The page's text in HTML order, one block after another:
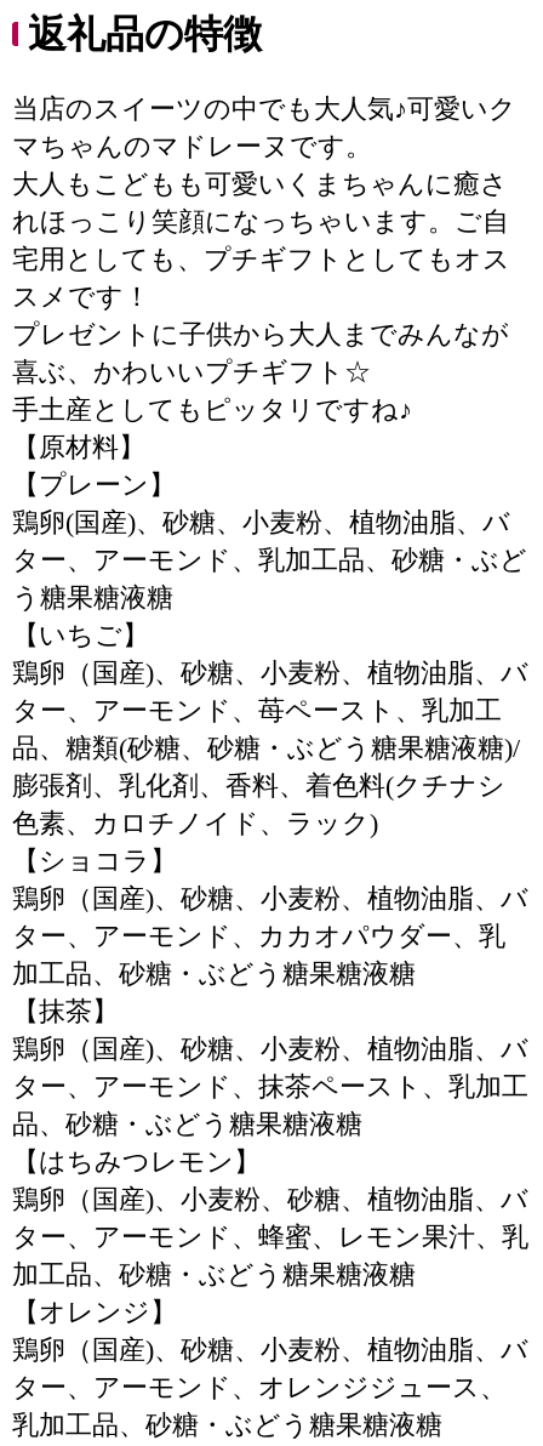
返礼品の特徴
当店のスイーツの中でも大人気♪可愛いク
マちゃんのマドレーヌです。
大人もこどもも可愛いくまちゃんに癒さ
れほっこり笑顔になっちゃいます。ご自
宅用としても、プチギフトとしてもオス
スメです！
プレゼントに子供から大人までみんなが
喜ぶ、かわいいプチギフト☆
手土産としてもピッタリですね♪
【原材料】
【プレーン】
鶏卵(国産)、砂糖、小麦粉、植物油脂、バ
ター、アーモンド、乳加工品、砂糖・ぶど
う糖果糖液糖
【いちご】
鶏卵（国産)、砂糖、小麦粉、植物油脂、バ
ター、アーモンド、苺ペースト、乳加工
品、糖類(砂糖、砂糖・ぶどう糖果糖液糖)/
膨張剤、乳化剤、香料、着色料(クチナシ
色素、カロチノイド、ラック)
【ショコラ】
鶏卵（国産)、砂糖、小麦粉、植物油脂、バ
ター、アーモンド、カカオパウダー、乳
加工品、砂糖・ぶどう糖果糖液糖
【抹茶】
鶏卵（国産)、砂糖、小麦粉、植物油脂、バ
ター、アーモンド、抹茶ペースト、乳加工
品、砂糖・ぶどう糖果糖液糖
【はちみつレモン】
鶏卵（国産)、小麦粉、砂糖、植物油脂、バ
ター、アーモンド、蜂蜜、レモン果汁、乳
加工品、砂糖・ぶどう糖果糖液糖
【オレンジ】
鶏卵（国産)、砂糖、小麦粉、植物油脂、バ
ター、アーモンド、オレンジジュース、
乳加工品、砂糖・ぶどう糖果糖液糖